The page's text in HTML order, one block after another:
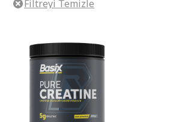
Grenade
Hardline Nutrition
Hepsivitamin
IronMaxx